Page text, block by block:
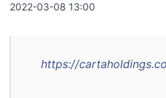
2022-03-08 13:00
https://